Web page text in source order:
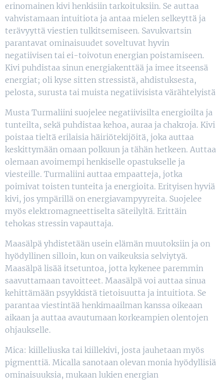
erinomainen kivi henkisiin tarkoituksiin. Se auttaa
vahvistamaan intuitiota ja antaa mielen selkeyttä ja
terävyyttä viestien tulkitsemiseen. Savukvartsin
parantavat ominaisuudet soveltuvat hyvin
negatiivisen tai ei-toivotun energian poistamiseen.
Kivi puhdistaa sinun energiakenttää ja imee itseensä
energiat; oli kyse sitten stressistä, ahdistuksesta,
pelosta, surusta tai muista negatiivisista värähtelyistä
Musta Turmaliini suojelee negatiivisilta energioilta ja
tunteilta, sekä puhdistaa kehoa, auraa ja chakroja. Kivi
poistaa tieltä erilaisia häiriötekijöitä, joka auttaa
keskittymään omaan polkuun ja tähän hetkeen. Auttaa
olemaan avoimempi henkiselle opastukselle ja
viesteille. Turmaliini auttaa empaatteja, jotka
poimivat toisten tunteita ja energioita. Erityisen hyviä
kivi, jos ympärillä on energiavampyyreita. Suojelee
myös elektromagneettiselta säteilyltä. Erittäin
tehokas stressin vapauttaja.
Maasälpä yhdistetään usein elämän muutoksiin ja on
hyödyllinen silloin, kun on vaikeuksia selviytyä.
Maasälpä lisää itsetuntoa, jotta kykenee paremmin
saavuttamaan tavoitteet. Maasälpä voi auttaa sinua
kehittämään psyykkistä tietoisuutta ja intuitiota. Se
parantaa viestintää henkimaailman kanssa oikeaan
aikaan ja auttaa avautumaan korkeampien olentojen
ohjaukselle.
Mica: kiilleliuska tai kiillekivi, josta jauhetaan myös
pigmenttiä. Micalla sanotaan olevan monia hyödyllisiä
ominaisuuksia, mukaan lukien energian